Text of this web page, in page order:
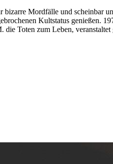
bizarre Mordfälle und scheinbar
Kultstatus genießen.
die Toten zum Leben,
Junges STM im Anschluss an die
es auf die andere Seite des Zauns